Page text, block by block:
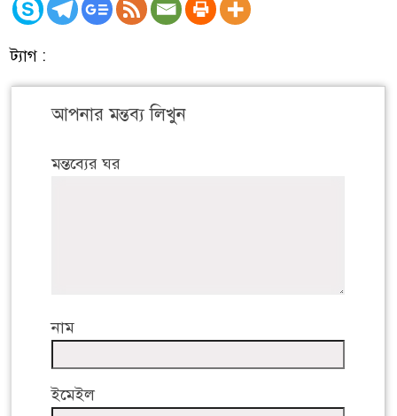
ট্যাগ :
আপনার মন্তব্য লিখুন
মন্তব্যের ঘর
নাম
ইমেইল